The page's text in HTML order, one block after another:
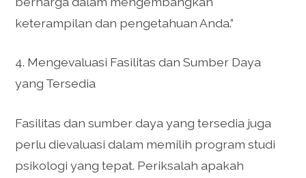
keterampilan dan pengetahuan Anda.”
4. Mengevaluasi Fasilitas dan Sumber Daya
yang Tersedia
Fasilitas dan sumber daya yang tersedia juga
perlu dievaluasi dalam memilih program studi
psikologi yang tepat. Periksalah apakah